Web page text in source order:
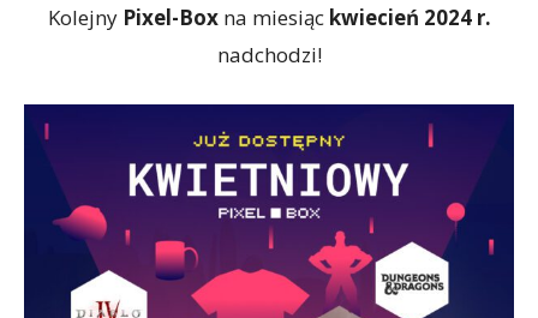
Kolejny Pixel-Boxna miesiąc kwiecień 2024 r.
nadchodzi!